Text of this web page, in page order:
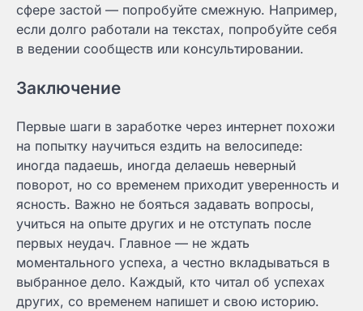
сфере застой — попробуйте смежную. Например,
если долго работали на текстах, попробуйте себя
в ведении сообществ или консультировании.
Заключение
Первые шаги в заработке через интернет похожи
на попытку научиться ездить на велосипеде:
иногда падаешь, иногда делаешь неверный
поворот, но со временем приходит уверенность и
ясность. Важно не бояться задавать вопросы,
учиться на опыте других и не отступать после
первых неудач. Главное — не ждать
моментального успеха, а честно вкладываться в
выбранное дело. Каждый, кто читал об успехах
других, со временем напишет и свою историю.